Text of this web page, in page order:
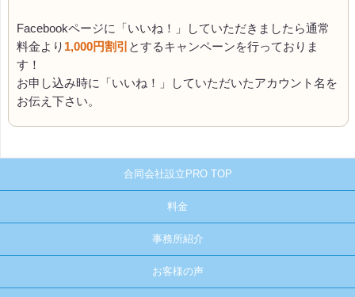
Facebookページに「いいね！」していただきましたら通常
料金より 1,000円割引 とするキャンペーンを行っておりま
す！
お申し込み時に「いいね！」していただいたアカウント名を
お伝え下さい。
合同会社設立PRO TOP
料金
事務所紹介
お客様の声